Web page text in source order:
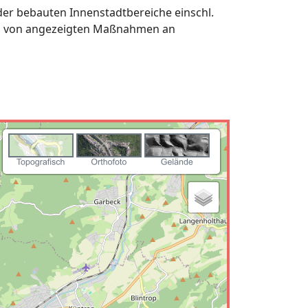
bebauten Innenstadtbereiche einschl.
angezeigten Maßnahmen an